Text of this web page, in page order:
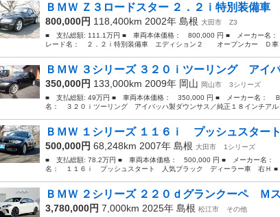
ＢＭＷ Ｚ３ロードスター ２．２ｉ特別装
800,000円 118,400km 2002年 島根 大田市
Z3
■ 支払総額: 111.1万円 ■ 車両本体価格： 800,000 円 ■ メーカー名
レード名： ２．２ｉ特別装備車 エディション２ オープンカー Ｄ
ＢＭＷ ３シリーズ ３２０ｉツーリング アイ
350,000円 133,000km 2009年 岡山 岡山市
3シリーズ
■ 支払総額: 49万円 ■ 車両本体価格： 350,000 円 ■ メーカー名：
名： ３２０ｉツーリング アイバッハ製ダウンサス／純正１８インチアル
ＢＭＷ １シリーズ １１６ｉ プッシュスタ
500,000円 68,248km 2007年 島根 大田市
1シリーズ
■ 支払総額: 78.2万円 ■ 車両本体価格： 500,000 円 ■ メーカー名
名： １１６ｉ プッシュスタート 人気ブラック ディーラー車 右Ｈ
ＢＭＷ ２シリーズ ２２０ｄグランクーペ Ｍ
3,780,000円 7,000km 2025年 島根 松江市
その他